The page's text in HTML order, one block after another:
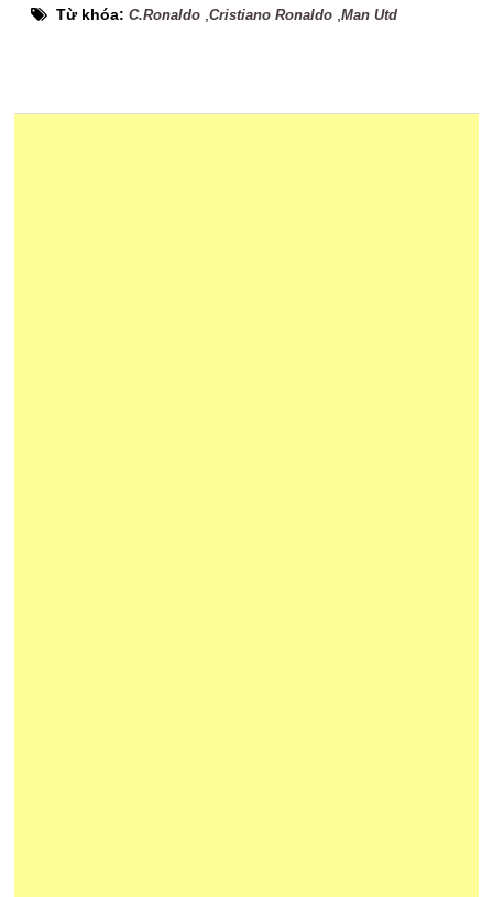
Từ khóa:C.Ronaldo ,Cristiano Ronaldo ,Man Utd